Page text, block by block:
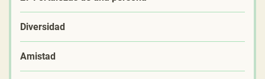
Diversidad
Amistad